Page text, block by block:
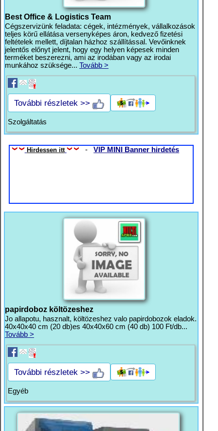
Best Office & Logistics Team
Cégszervizünk feladata: cégek, intézmények, vállalkozások
teljes körű ellátása versenyképes áron, kedvező fizetési
feltételek mellett, díjtalan házhoz szállítással. Vevőinknek
jelentős előnyt jelent, hogy egy helyen képesek minden
terméket beszerezni, ami az irodában vagy az irodai
munkához szüksége... Tovább >
További részletek >>
Szolgáltatás
Hirdessen itt -VIP MINI Banner hirdetés
papirdoboz költözeshez
Jo allapotu, hasznalt, költözeshez valo papirdobozok eladok.
40x40x40 cm (20 db)es 40x40x60 cm (40 db) 100 Ft/db...
Tovább >
További részletek >>
Egyéb